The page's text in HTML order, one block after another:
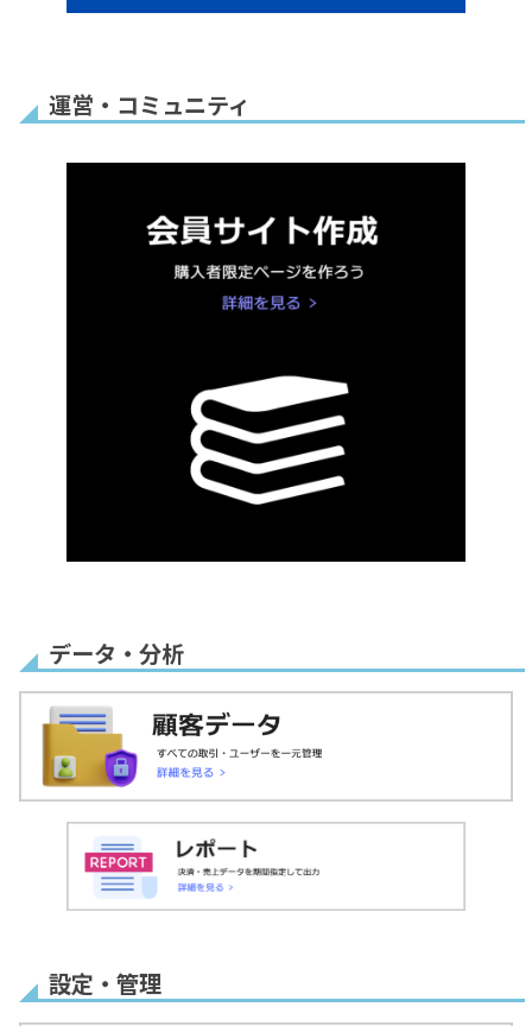
運営・コミュニティ
データ・分析
設定・管理